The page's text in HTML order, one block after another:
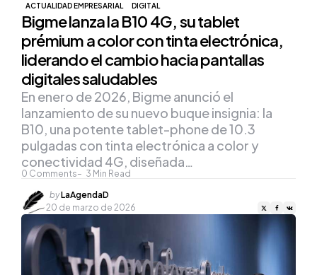
ACTUALIDAD EMPRESARIAL DIGITAL
Bigme lanza la B10 4G, su tablet
prémium a color con tinta electrónica,
liderando el cambio hacia pantallas
digitales saludables
0 Comments 3 Min Read
En enero de 2026, Bigme anunció el
lanzamiento de su nuevo buque insignia: la
B10, una potente tablet-phone de 10.3
pulgadas con tinta electrónica a color y
conectividad 4G, diseñada…
Posted
by
byLaAgendaD
20 de marzo de 2026